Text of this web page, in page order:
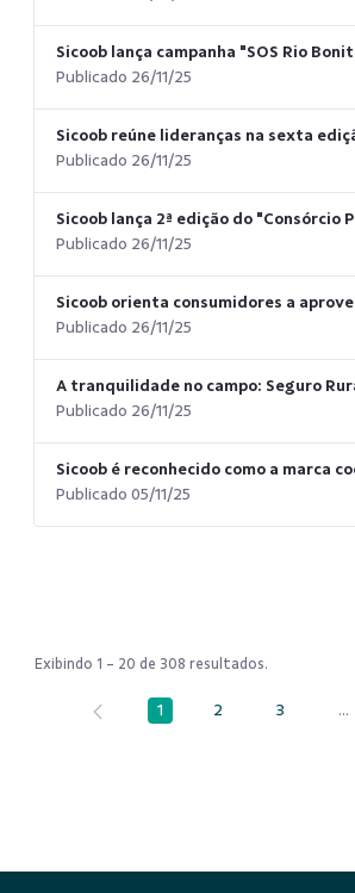
Sicoob lança campanha "SOS Rio
Publicado 26/11/25
Sicoob reúne lideranças na sexta
Publicado 26/11/25
Sicoob lança 2ª edição do "Consórcio
Publicado 26/11/25
Sicoob orienta consumidores a
Publicado 26/11/25
A tranquilidade no campo: Seguro
Publicado 26/11/25
Sicoob é reconhecido como a marca
Publicado 05/11/25
Exibindo 1 - 20 de 308 resultados.
Página
1 Página
2 Página
3 ...